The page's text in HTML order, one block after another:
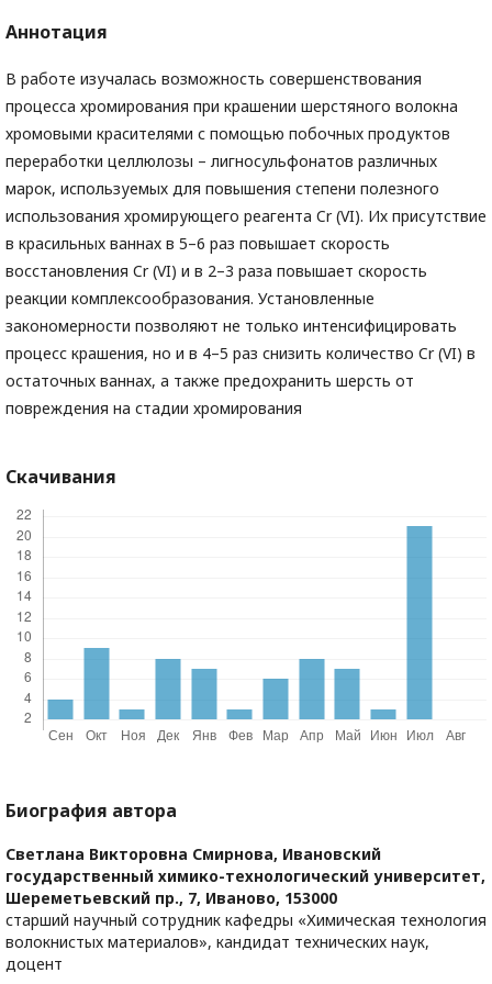
Аннотация
В работе изучалась возможность совершенствования
процесса хромирования при крашении шерстяного волокна
хромовыми красителями с помощью побочных продуктов
переработки целлюлозы – лигносульфонатов различных
марок, используемых для повышения степени полезного
использования хромирующего реагента Cr (VI). Их присутствие
в красильных ваннах в 5–6 раз повышает скорость
восстановления Cr (VI) и в 2–3 раза повышает скорость
реакции комплексообразования. Установленные
закономерности позволяют не только интенсифицировать
процесс крашения, но и в 4–5 раз снизить количество Cr (VI) в
остаточных ваннах, а также предохранить шерсть от
повреждения на стадии хромирования
Скачивания
Биография автора
Светлана Викторовна Смирнова, Ивановский
государственный химико-технологический университет,
Шереметьевский пр., 7, Иваново, 153000
старший научный сотрудник кафедры «Химическая технология
волокнистых материалов», кандидат технических наук,
доцент